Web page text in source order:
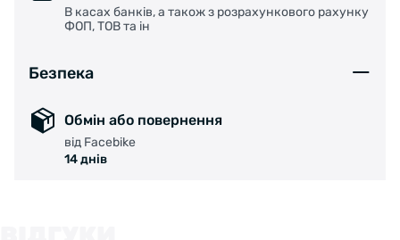
В касах банків, а також з розрахункового рахунку
ФОП, ТОВ та ін
Безпека
Обмін або повернення
від Facebike
14 днів